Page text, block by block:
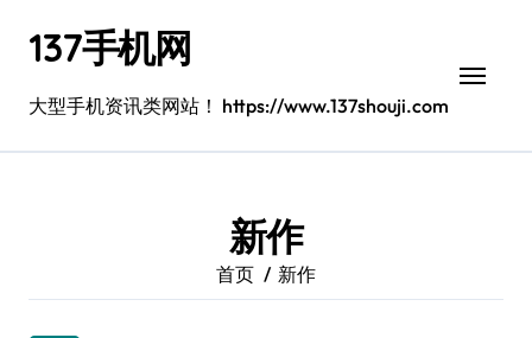
137手机网
大型手机资讯类网站！ https://www.137shouji.com
新作
首页 新作